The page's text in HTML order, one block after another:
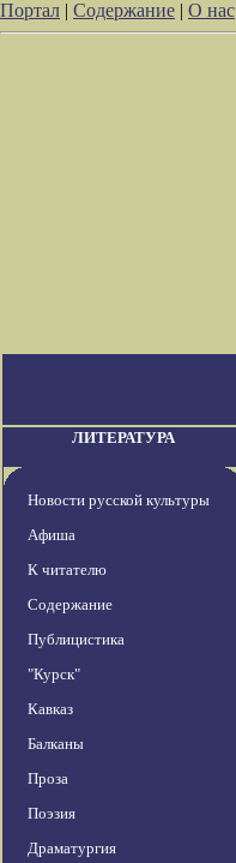
Портал | Содержание | О нас
ЛИТЕРАТУРА
Новости русской культуры
Афиша
К читателю
Содержание
Публицистика
"Курск"
Кавказ
Балканы
Проза
Поэзия
Драматургия